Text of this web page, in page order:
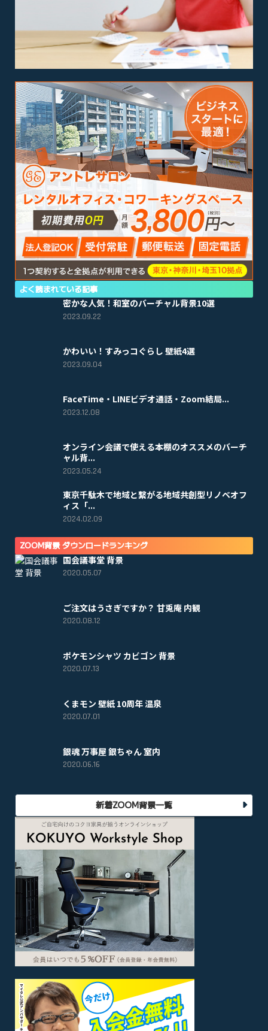
よく読まれている記事
密かな人気！和室のバーチャル背景10選
2023.09.22
かわいい！すみっコぐらし 壁紙4選
2023.09.04
FaceTime・LINEビデオ通話・Zoom結局...
2023.12.08
オンライン会議で使える本棚のオススメのバーチ
ャル背...
2023.05.24
東京千駄木で地域と繋がる地域共創型リノベオフ
ィス「...
2024.02.09
ZOOM背景 ダウンロードランキング
国会議事堂 背景
2020.05.07
ご注文はうさぎですか？ 甘兎庵 内観
2020.08.12
ポケモンシャツ カビゴン 背景
2020.07.13
くまモン 壁紙 10周年 温泉
2020.07.01
銀魂 万事屋 銀ちゃん 室内
2020.06.16
新着ZOOM背景一覧